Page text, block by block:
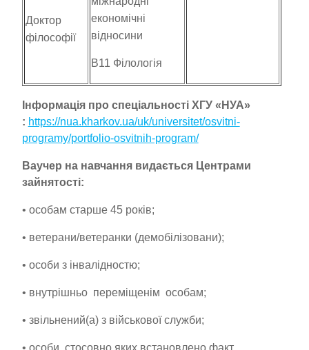
Доктор
філософії
економічні
відносини
В11 Філологія
Інформація про спеціальності ХГУ «НУА»
: https://nua.kharkov.ua/uk/universitet/osvitni-
programy/portfolio-osvitnih-program/
Ваучер на навчання видається Центрами
зайнятості:
• особам старше 45 років;
• ветерани/ветеранки (демобілізовани);
• особи з інвалідностю;
• внутрішньо переміщенім особам;
• звільнений(а) з військової служби;
• особи, стосовно яких встановлено факт